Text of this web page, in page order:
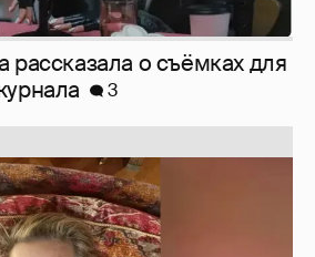
выложила селфи без